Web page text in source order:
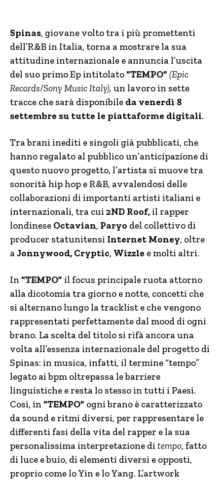
Spinas, giovane volto tra i più promettenti
dell’R&B in Italia, torna a mostrare la sua
attitudine internazionale e annuncia l’uscita
del suo primo Ep intitolato“TEMPO” (Epic
Records/Sony Music Italy), un lavoro in sette
tracce che sarà disponibile da venerdì 8
settembre su tutte le piattaforme digitali.
Tra brani inediti e singoli già pubblicati, che
hanno regalato al pubblico un’anticipazione di
questo nuovo progetto, l’artista si muove tra
sonorità hip hop e R&B, avvalendosi delle
collaborazioni di importanti artisti italiani e
internazionali, tra cui 2ND Roof, il rapper
londinese Octavian, Paryo del collettivo di
producer statunitensi Internet Money, oltre
aJonnywood, Cryptic, Wizzle e molti altri.
In “TEMPO” il focus principale ruota attorno
alla dicotomia tra giorno e notte, concetti che
si alternano lungo la tracklist e che vengono
rappresentati perfettamente dal mood di ogni
brano. La scelta del titolo si rifà ancora una
volta all’essenza internazionale del progetto di
Spinas: in musica, infatti, il termine “tempo”
legato ai bpm oltrepassa le barriere
linguistiche e resta lo stesso in tutti i Paesi.
Così, in “TEMPO” ogni brano è caratterizzato
da sound e ritmi diversi, per rappresentare le
differenti fasi della vita del rapper e la sua
personalissima interpretazione di tempo, fatto
di luce e buio, di elementi diversi e opposti,
proprio come lo Yin e lo Yang. L’artwork